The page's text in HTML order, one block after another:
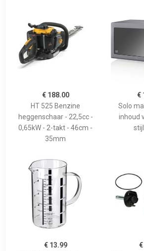
€ 188.00
HT 525 Benzine
heggenschaar - 22,5cc -
0,65kW - 2-takt - 46cm -
35mm
€
Solo
inhoud
€ 13.99